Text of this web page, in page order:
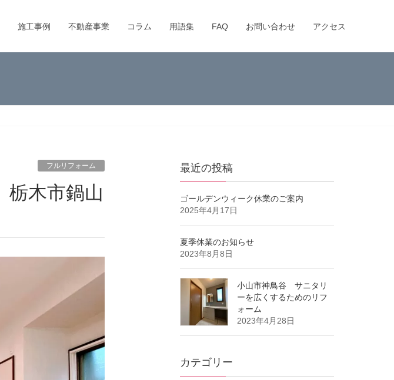
施工事例 不動産事業 コラム 用語集 FAQ お問い合わせ アクセス
フルリフォーム 最近の投稿
ゴールデンウィーク休業のご案内
2025年4月17日
夏季休業のお知らせ
2023年8月8日
小山市神鳥谷 サニタリ
ーを広くするためのリフ
ォーム
2023年4月28日
カテゴリー